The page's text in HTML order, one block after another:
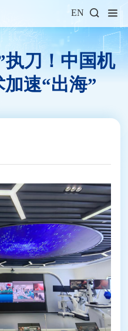
EN
执刀！中国机
速“出海”